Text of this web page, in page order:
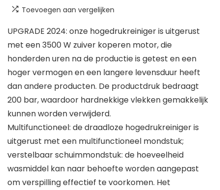
Toevoegen aan vergelijken
UPGRADE 2024: onze hogedrukreiniger is uitgerust
met een 3500 W zuiver koperen motor, die
honderden uren na de productie is getest en een
hoger vermogen en een langere levensduur heeft
dan andere producten. De productdruk bedraagt
200 bar, waardoor hardnekkige vlekken gemakkelijk
kunnen worden verwijderd.
Multifunctioneel: de draadloze hogedrukreiniger is
uitgerust met een multifunctioneel mondstuk;
verstelbaar schuimmondstuk: de hoeveelheid
wasmiddel kan naar behoefte worden aangepast
om verspilling effectief te voorkomen. Het